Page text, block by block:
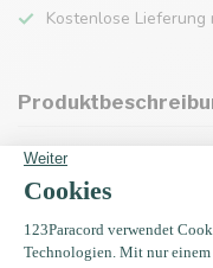
Kostenlose
Eigenschaften